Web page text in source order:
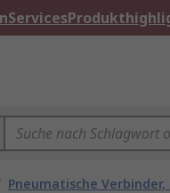
Services
Pneumatische